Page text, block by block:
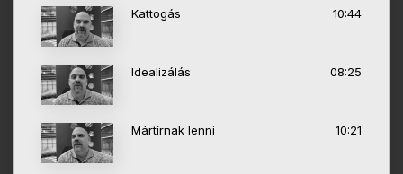
Kattogás 10:44
Idealizálás 08:25
Mártírnak lenni 10:21